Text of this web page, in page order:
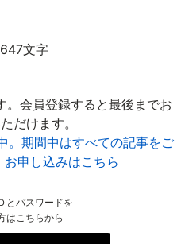
文字
。会員登録すると最後までお
だけます。
。期間中はすべての記事をご
申し込みはこちら
とパスワードを
はこちらから